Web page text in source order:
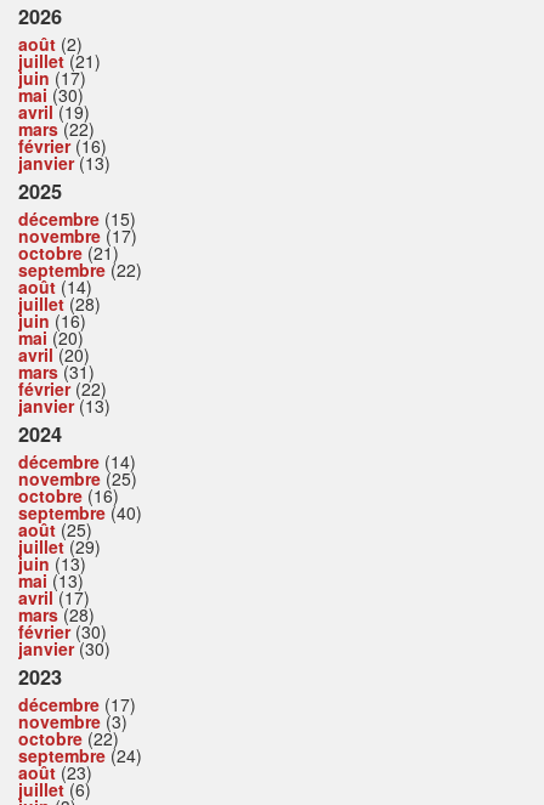
2026
août (2)
juillet(21)
juin (17)
mai (30)
avril(19)
mars(22)
février(16)
janvier(13)
2025
décembre (15)
novembre (17)
octobre (21)
septembre (22)
août (14)
juillet(28)
juin (16)
mai (20)
avril(20)
mars(31)
février(22)
janvier(13)
2024
décembre (14)
novembre (25)
octobre (16)
septembre (40)
août (25)
juillet(29)
juin (13)
mai (13)
avril(17)
mars(28)
février(30)
janvier(30)
2023
décembre (17)
novembre (3)
octobre (22)
septembre (24)
août (23)
juillet(6)